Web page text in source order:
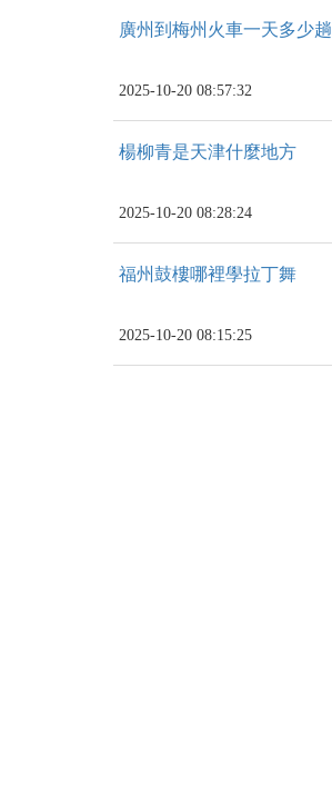
廣州到梅州火車一天多少趟
2025-10-20 08:57:32
楊柳青是天津什麼地方
2025-10-20 08:28:24
福州鼓樓哪裡學拉丁舞
2025-10-20 08:15:25